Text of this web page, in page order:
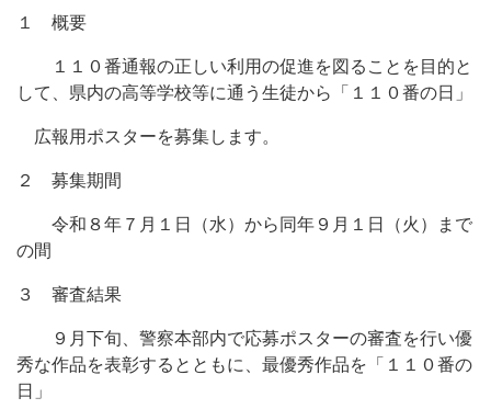
１ 概要
１１０番通報の正しい利用の促進を図ることを目的と
して、県内の高等学校等に通う生徒から「１１０番の日」
広報用ポスターを募集します。
２ 募集期間
令和８年７月１日（水）から同年９月１日（火）まで
の間
３ 審査結果
９月下旬、警察本部内で応募ポスターの審査を行い優
秀な作品を表彰するとともに、最優秀作品を「１１０番の
日」